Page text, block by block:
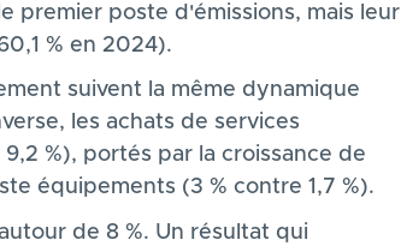
premier poste d'émissions, mais leur
% en 2024).
suivent la même dynamique
les achats de services
%), portés par la croissance de
équipements (3 % contre 1,7 %).
de 8 %. Un résultat qui